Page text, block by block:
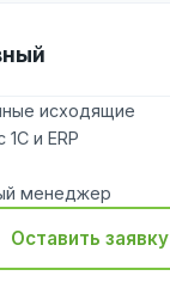
исходящие
1С и ERP
менеджер
Оставить заявку